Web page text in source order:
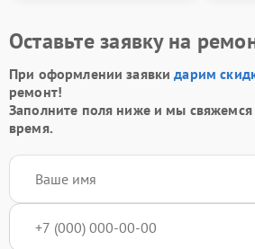
Оставьте заявку на
При оформлении заявкидарим
ремонт!
Заполните поля ниже и мы
время.